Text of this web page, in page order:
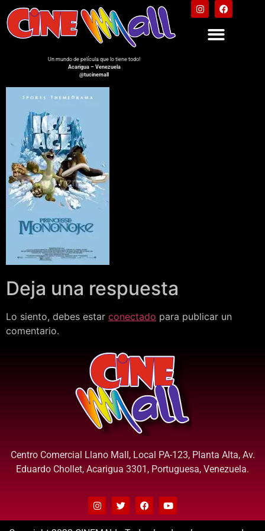
Un mundo de película que lo tiene todo!
Acarigua – Venezuela
@tucinemall
Deja una respuesta
Lo siento, debes estar conectado para publicar un
comentario.
Centro Comercial Llano Mall, Local PA-123, Planta Alta, Av.
Eduardo Chollet, Acarigua 3301, Portuguesa, Venezuela.